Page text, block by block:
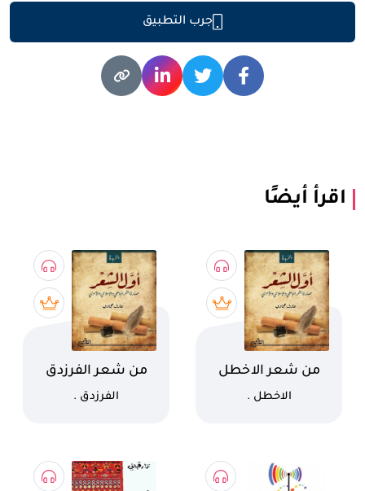
جرب التطبيق
اقرأ أيضًا
اسم الكتاب
من شعر الاخطل
كاتب
الاخطل .
اسم الكتاب
من شعر الفرزدق
كاتب
الفرزدق .